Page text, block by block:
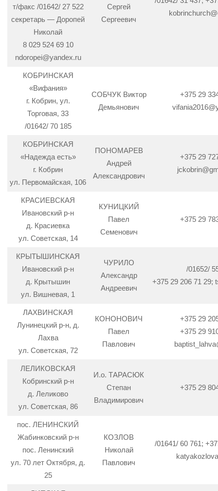
т/факс /01642/ 27 522
секретарь — Доропей
Николай
8 029 524 69 10
ndoropei@yandex.ru
Сергей
Сергеевич
КОБРИНСКАЯ
«Вифания»
г. Кобрин, ул.
Торговая, 33
/01642/ 70 185
СОБЧУК Виктор
Демьянович
+375 29
КОБРИНСКАЯ
«Надежда есть»
г. Кобрин
ул. Первомайская, 106
ПОНОМАРЕВ
Андрей
Александрович
+375 29
КРАСИЕВСКАЯ
Ивановский р-н
д. Красиевка
ул. Советская, 14
КУНИЦКИЙ
Павел
Семенович
+375 29
КРЫТЫШИНСКАЯ
Ивановский р-н
д. Крытышин
ул. Вишневая, 1
ЧУРИЛО
Александр
Андреевич
/01652/
+375 29 206 71 29;
ЛАХВИНСКАЯ
Лунинецкий р-н, д.
Лахва
ул. Советская, 72
КОНОНОВИЧ
Павел
Павлович
+375 29
+375 29
ЛЕЛИКОВСКАЯ
Кобринский р-н
д. Леликово
ул. Советская, 86
И.о. ТАРАСЮК
Степан
Владимирович
+375 29
пос. ЛЕНИНСКИЙ
Жабинковский р-н
пос. Ленинский
ул. 70 лет Октября, д.
25
КОЗЛОВ
Николай
Павлович
/01641/ 60 761;